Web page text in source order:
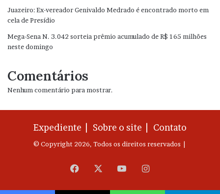
Juazeiro: Ex-vereador Genivaldo Medrado é encontrado morto em
cela de Presídio
Mega-Sena N. 3.042 sorteia prêmio acumulado de R$ 165 milhões
neste domingo
Comentários
Nenhum comentário para mostrar.
Expediente | Sobre o site | Contato
© Copyright 2026, Todos os direitos reservados |
Facebook YouTubeInstagram